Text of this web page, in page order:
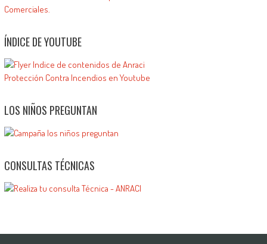
ÍNDICE DE YOUTUBE
LOS NIÑOS PREGUNTAN
CONSULTAS TÉCNICAS